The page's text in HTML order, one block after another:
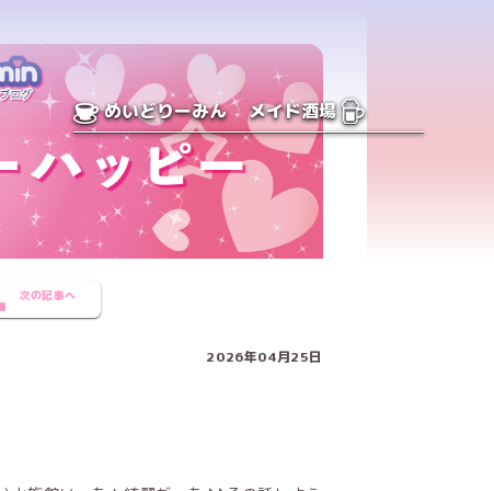
めいどりーみん メイド酒場
次の記事へ
2026年04月25日